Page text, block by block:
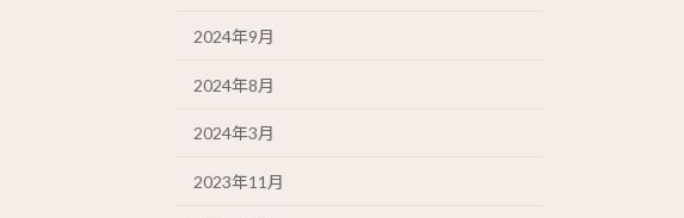
2024年9月
2024年8月
2024年3月
2023年11月